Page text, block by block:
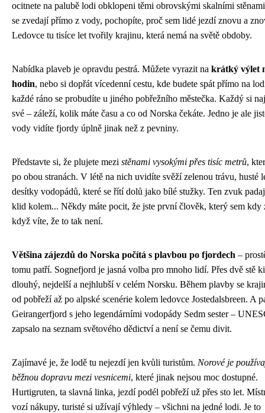
ocitnete na palubě lodi obklopeni těmi obrovskými skalními
se zvedají přímo z vody, pochopíte, proč sem lidé jezdí znovu a
Ledovce tu tisíce let tvořily krajinu, která nemá na světě obdoby.
Nabídka plaveb je opravdu pestrá. Můžete vyrazit na krátký výlet
hodin, nebo si dopřát vícedenní cestu, kde budete spát přímo na
každé ráno se probudíte u jiného pobřežního městečka. Každý si
své – záleží, kolik máte času a co od Norska čekáte. Jedno je ale
vody vidíte fjordy úplně jinak než z pevniny.
Představte si, že plujete mezi stěnami vysokými přes tisíc metrů,
po obou stranách. V létě na nich uvidíte svěží zelenou trávu, husté
desítky vodopádů, které se řítí dolů jako bílé stužky. Ten zvuk
klid kolem... Někdy máte pocit, že jste první člověk, který sem kdy
když víte, že to tak není.
Většina zájezdů do Norska počítá s plavbou po fjordech –
tomu patří. Sognefjord je jasná volba pro mnoho lidí. Přes dvě stě
dlouhý, nejdelší a nejhlubší v celém Norsku. Během plavby se
od pobřeží až po alpské scenérie kolem ledovce Jostedalsbreen. A
Geirangerfjord s jeho legendárními vodopády Sedm sester –
zapsalo na seznam světového dědictví a není se čemu divit.
Zajímavé je, že lodě tu nejezdí jen kvůli turistům. Norové je
běžnou dopravu mezi vesnicemi, které jinak nejsou moc dostupné.
Hurtigruten, ta slavná linka, jezdí podél pobřeží už přes sto let.
vozí nákupy, turisté si užívají výhledy – všichni na jedné lodi. Je to